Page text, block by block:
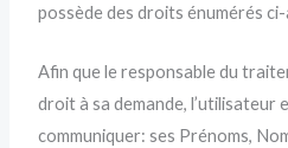
possède des droits énumérés
Afin que le responsable du
droit à sa demande, l’utilisateur
communiquer: ses Prénoms,